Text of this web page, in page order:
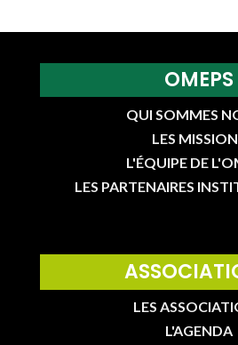
OMEPS
QUI SOMMES
LES
L'ÉQUIPE DE
LES PARTENAIRES
LES
L'AGENDA